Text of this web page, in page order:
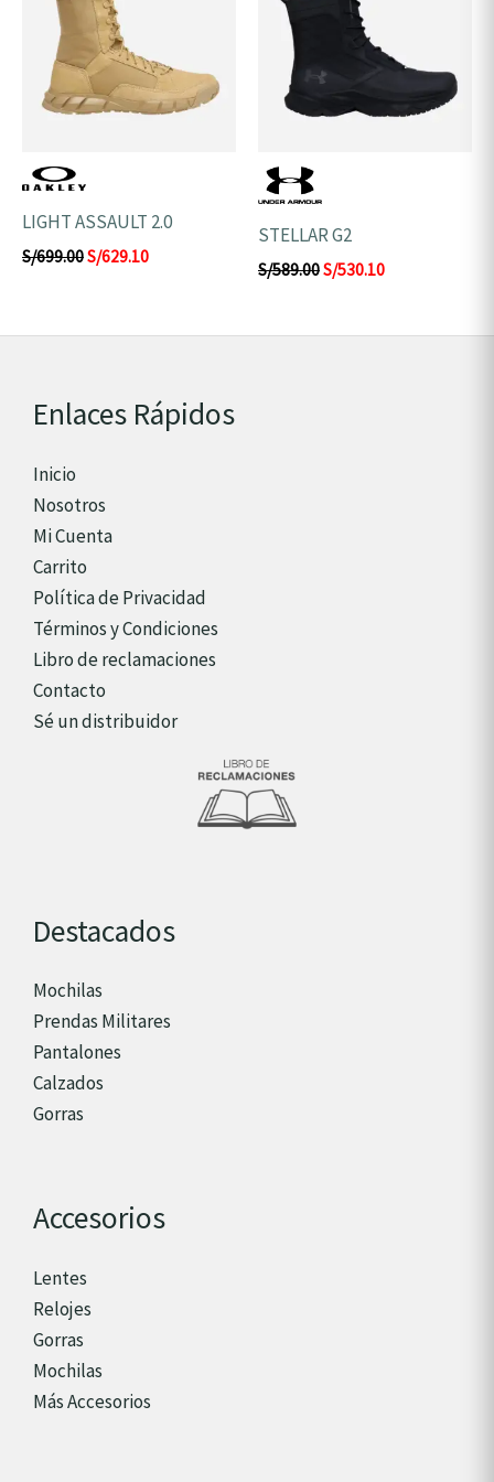
LIGHT ASSAULT 2.0
S/699.00
era:
S/699.00.
S/629.10
STELLAR G2
S/589.00
S/589.00.
S/530.10
Enlaces Rápidos
Inicio
Nosotros
Mi Cuenta
Carrito
Política de Privacidad
Términos y Condiciones
Libro de reclamaciones
Contacto
Sé un distribuidor
Destacados
Mochilas
Prendas Militares
Pantalones
Calzados
Gorras
Accesorios
Lentes
Relojes
Gorras
Mochilas
Más Accesorios